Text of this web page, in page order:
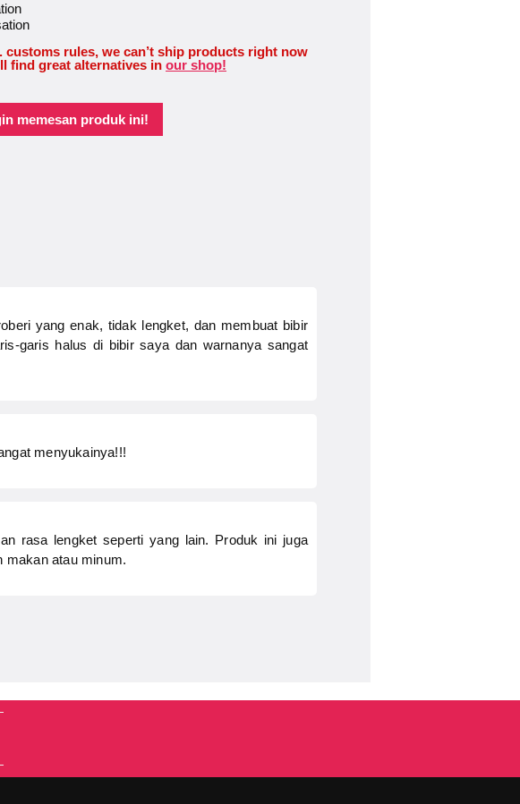
customs rules, we can’t ship products right now
find great alternatives in our shop!
memesan produk ini!
yang enak, tidak lengket, dan membuat bibir
garis halus di bibir saya dan warnanya sangat
menyukainya!!!
rasa lengket seperti yang lain. Produk ini juga
makan atau minum.